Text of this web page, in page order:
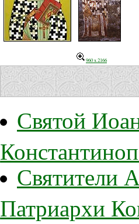
960 x 2166
Святой
Святители
Патриархи